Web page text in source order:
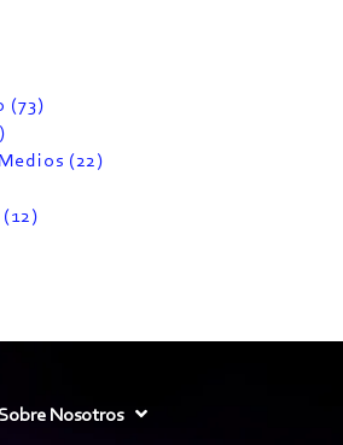
(73)
(22)
(12)
Sobre Nosotros